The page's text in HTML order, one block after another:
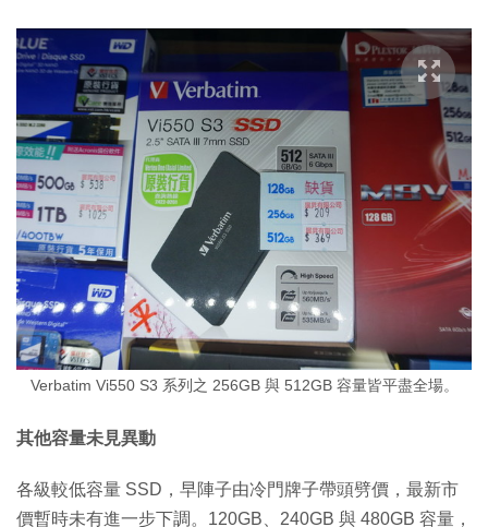
Verbatim Vi550 S3 系列之 256GB 與 512GB 容量皆平盡全場。
其他容量未見異動
各級較低容量 SSD，早陣子由冷門牌子帶頭劈價，最新市
價暫時未有進一步下調。120GB、240GB 與 480GB 容量，